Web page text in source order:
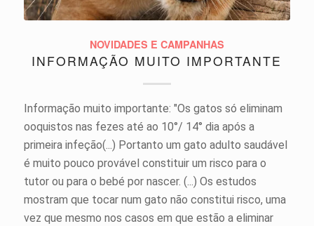
NOVIDADES E CAMPANHAS
INFORMAÇÃO MUITO IMPORTANTE
Informação muito importante: "Os gatos só eliminam
ooquistos nas fezes até ao 10°/ 14° dia após a
primeira infeção(...) Portanto um gato adulto saudável
é muito pouco provável constituir um risco para o
tutor ou para o bebé por nascer. (...) Os estudos
mostram que tocar num gato não constitui risco, uma
vez que mesmo nos casos em que estão a eliminar